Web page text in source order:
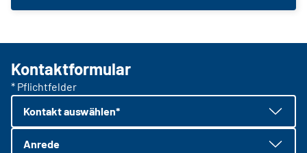
Kontaktformular
* Pflichtfelder
Kontakt auswählen*
Anrede